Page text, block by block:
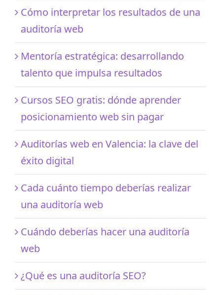
Cómo interpretar los resultados de una
auditoría web
Mentoría estratégica: desarrollando
talento que impulsa resultados
Cursos SEO gratis: dónde aprender
posicionamiento web sin pagar
Auditorías web en Valencia: la clave del
éxito digital
Cada cuánto tiempo deberías realizar
una auditoría web
Cuándo deberías hacer una auditoría
web
¿Qué es una auditoría SEO?